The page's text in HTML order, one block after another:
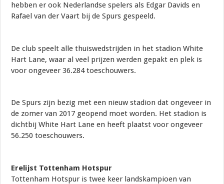
hebben er ook Nederlandse spelers als Edgar Davids en
Rafael van der Vaart bij de Spurs gespeeld.
De club speelt alle thuiswedstrijden in het stadion White
Hart Lane, waar al veel prijzen werden gepakt en plek is
voor ongeveer 36.284 toeschouwers.
De Spurs zijn bezig met een nieuw stadion dat ongeveer in
de zomer van 2017 geopend moet worden. Het stadion is
dichtbij White Hart Lane en heeft plaatst voor ongeveer
56.250 toeschouwers.
Erelijst Tottenham Hotspur
Tottenham Hotspur is twee keer landskampioen van